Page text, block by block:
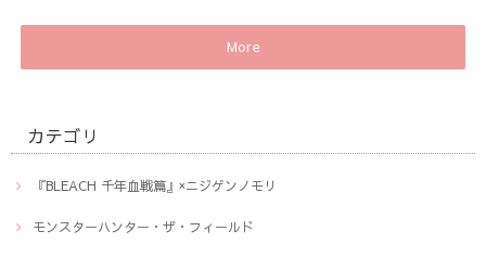
More
カテゴリ
『BLEACH 千年血戦篇』×ニジゲンノモリ
モンスターハンター・ザ・フィールド